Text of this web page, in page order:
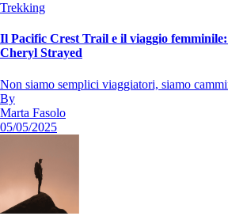
Trekking
Il Pacific Crest Trail e il viaggio
Cheryl Strayed
Non siamo semplici viaggiatori, siamo
By
Marta Fasolo
05/05/2025